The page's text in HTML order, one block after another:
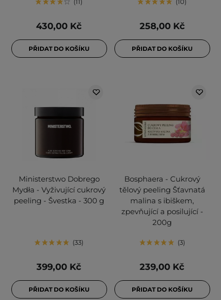
11
430,00 Kč
PŘIDAT DO KOŠÍKU
10
258,00 Kč
PŘIDAT DO KOŠÍKU
Ministerstwo Dobrego
Mydła - Vyživující cukrový
peeling - Švestka - 300 g
33
399,00 Kč
PŘIDAT DO KOŠÍKU
Bosphaera - Cukrový
tělový peeling Šťavnatá
malina s ibiškem,
zpevňující a posilující -
200g
3
239,00 Kč
PŘIDAT DO KOŠÍKU